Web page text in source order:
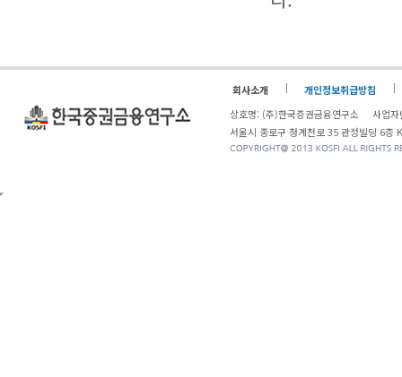
회사소개
개인정보취급방침
상호명: (주)한국증권금융연구소 사업
서울시 종로구 청계천로 35 관정빌딩